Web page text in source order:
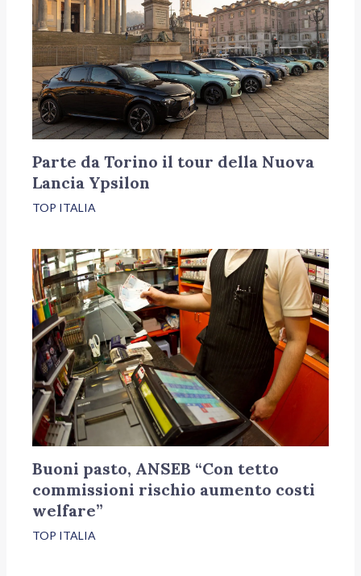
Parte da Torino il tour della Nuova
Lancia Ypsilon
TOP ITALIA
Buoni pasto, ANSEB “Con tetto
commissioni rischio aumento costi
welfare”
TOP ITALIA